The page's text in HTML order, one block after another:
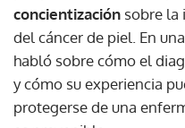
concientización sobre la
del cáncer de piel. En
habló sobre cómo el
y cómo su experiencia
protegerse de una